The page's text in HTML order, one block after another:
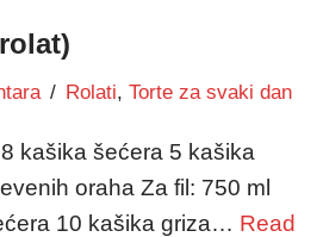
Rolati, Torte za svaki dan
kašika šećera 5 kašika
oraha Za fil: 750 ml
10 kašika griza… Read